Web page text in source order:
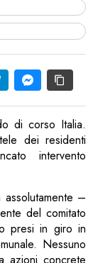
di corso Italia.
dei residenti
intervento
–
del comitato
presi in giro in
Nessuno
azioni concrete